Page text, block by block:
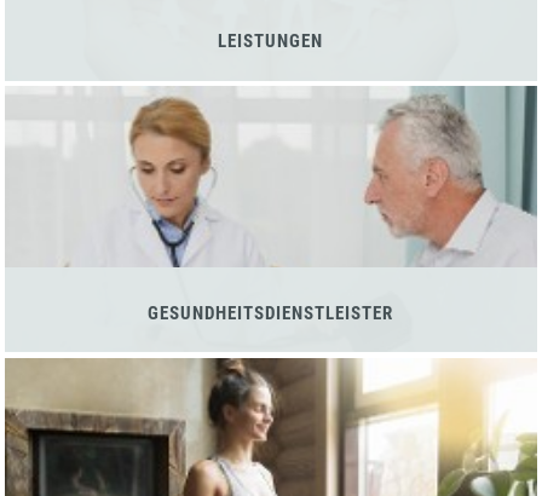
LEISTUNGEN
GESUNDHEITSDIENSTLEISTER